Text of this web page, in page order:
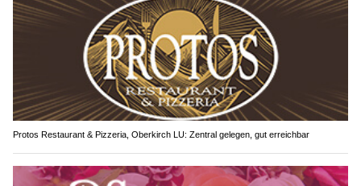
Protos Restaurant & Pizzeria, Oberkirch LU: Zentral gelegen, gut erreichbar